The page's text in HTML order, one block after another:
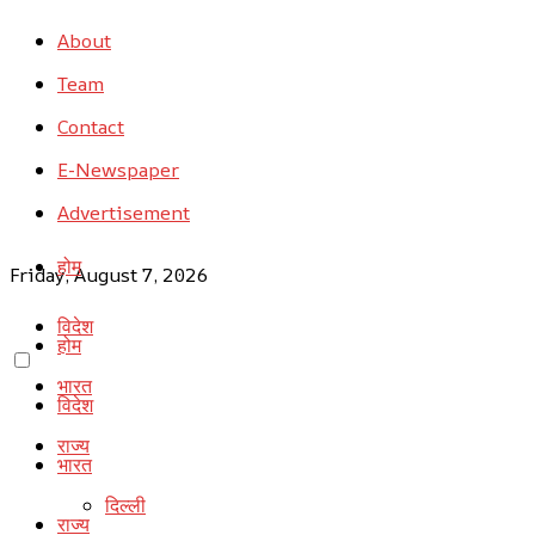
About
Team
Contact
E-Newspaper
Advertisement
Friday, August 7, 2026
होम
विदेश
भारत
राज्य
दिल्ली
होम
विदेश
भारत
राज्य